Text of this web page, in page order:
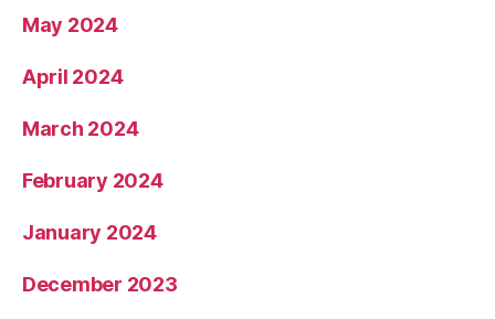
May 2024
April 2024
March 2024
February 2024
January 2024
December 2023